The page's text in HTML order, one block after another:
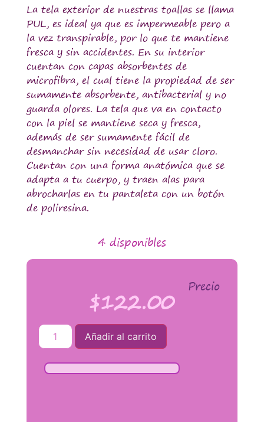
La tela exterior de nuestras toallas se llama
PUL, es ideal ya que es impermeable pero a
la vez transpirable, por lo que te mantiene
fresca y sin accidentes. En su interior
cuentan con capas absorbentes de
microfibra, el cual tiene la propiedad de ser
sumamente absorbente, antibacterial y no
guarda olores. La tela que va en contacto
con la piel se mantiene seca y fresca,
además de ser sumamente fácil de
desmanchar sin necesidad de usar cloro.
Cuentan con una forma anatómica que se
adapta a tu cuerpo, y traen alas para
abrocharlas en tu pantaleta con un botón
de poliresina.
4 disponibles
Precio
$122.00
Añadir al carrito